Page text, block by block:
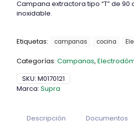
Campana extractora tipo “T” de 90
inoxidable.
Etiquetas: campanas cocina
Categorías: Campanas,
SKU: M0170121
Marca: Supra
Descripción Documentos